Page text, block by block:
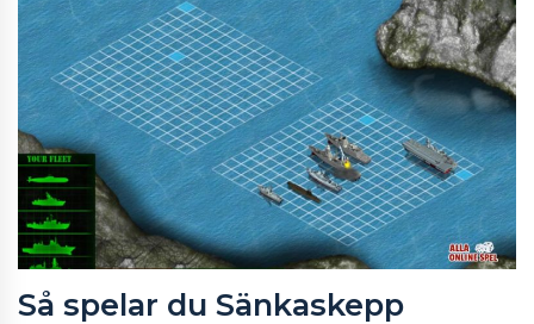
Så spelar du Sänkaskepp